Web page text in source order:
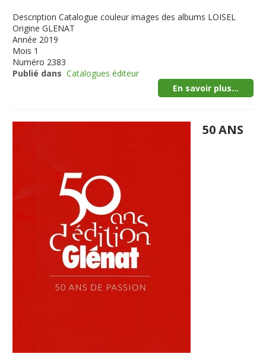
Description Catalogue couleur images des albums LOISEL
Origine GLENAT
Année 2019
Mois 1
Numéro 2383
Publié dans Catalogues éditeur
En savoir plus...
50 ANS